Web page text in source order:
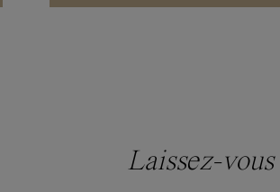
Laissez-